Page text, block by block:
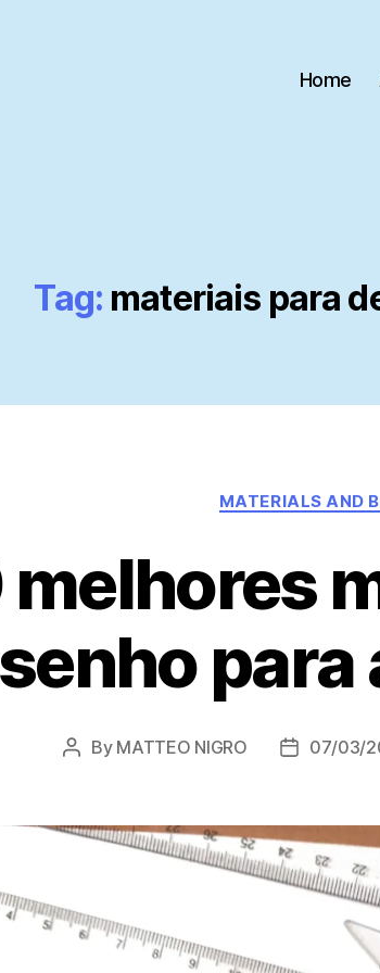
Home
Tag: materiais para
MATERIALS AND
melhores
Post
By MATTEO NIGRO
Post07/03/